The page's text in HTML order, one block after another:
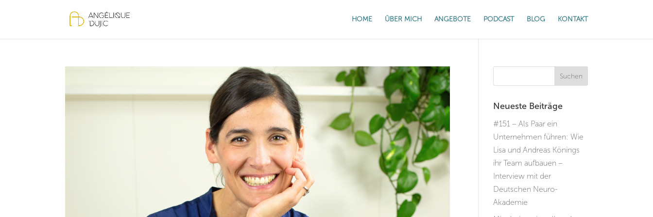
HOME ÜBER MICH ANGEBOTE PODCAST BLOG KONTAKT
Neueste Beiträge
#151 – Als Paar ein
Unternehmen führen: Wie
Lisa und Andreas Könings
ihr Team aufbauen –
Interview mit der
Deutschen Neuro-
Akademie